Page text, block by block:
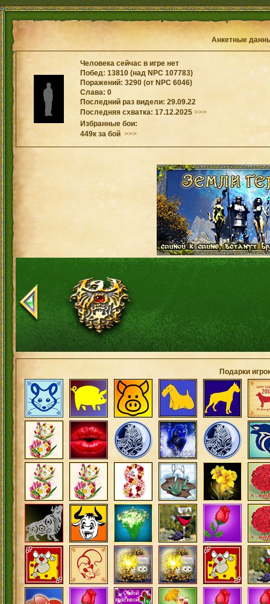
Анкетные
Человека сейчас в игре нет
Побед: 13810 (над NPC 107783)
Поражений: 3290 (от NPC 6046)
Слава: 0
Последний раз видели: 29.09.22
Последняя схватка: 17.12.2025 >>>
Избранные бои:
449к за бой >>>
Подарки